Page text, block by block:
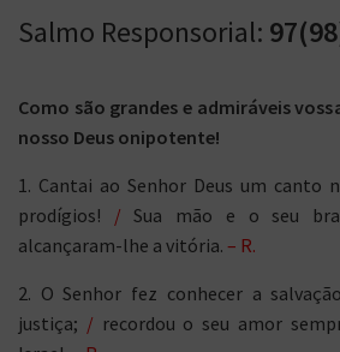
Salmo Responsorial:
Como são grandes e admiráveis
nosso Deus onipotente!
1. Cantai ao Senhor Deus um canto
prodígios! / Sua mão e o seu
alcançaram-lhe a vitória. – R.
2. O Senhor fez conhecer a salvação
justiça; / recordou o seu amor